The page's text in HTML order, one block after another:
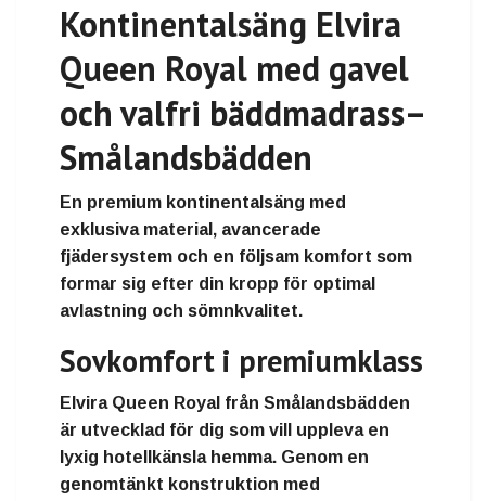
Kontinentalsäng Elvira
Queen Royal med gavel
och valfri bäddmadrass–
Smålandsbädden
En premium kontinentalsäng med
exklusiva material, avancerade
fjädersystem och en följsam komfort som
formar sig efter din kropp för optimal
avlastning och sömnkvalitet.
Sovkomfort i premiumklass
Elvira Queen Royal från Smålandsbädden
är utvecklad för dig som vill uppleva en
lyxig hotellkänsla hemma. Genom en
genomtänkt konstruktion med